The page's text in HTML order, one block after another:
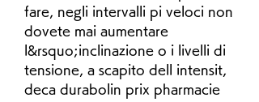
fare, negli intervalli pi veloci non
dovete mai aumentare
l&rsquo;inclinazione o i livelli di
tensione, a scapito dell intensit,
deca durabolin prix pharmacie